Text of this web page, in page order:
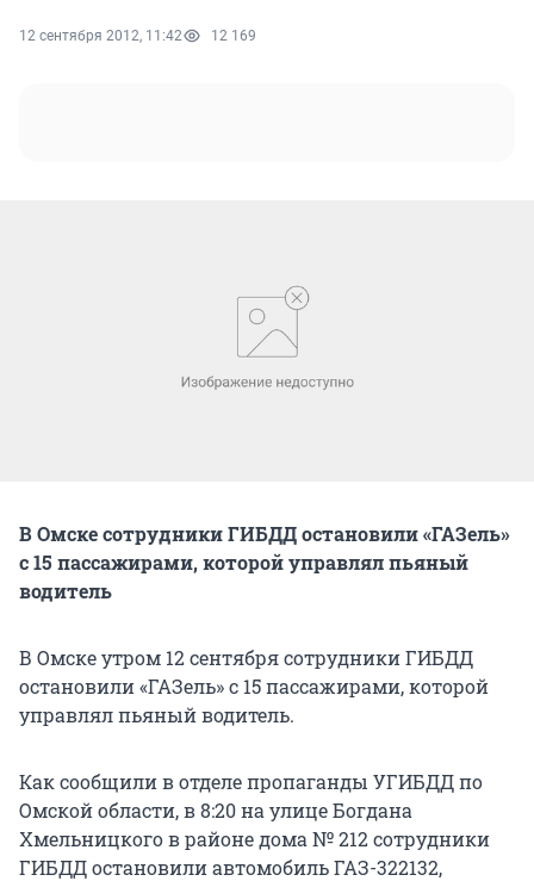
12 сентября 2012, 11:42 12 169
В Омске сотрудники ГИБДД остановили «ГАЗель»
с 15 пассажирами, которой управлял пьяный
водитель
В Омске утром 12 сентября сотрудники ГИБДД
остановили «ГАЗель» с 15 пассажирами, которой
управлял пьяный водитель.
Как сообщили в отделе пропаганды УГИБДД по
Омской области, в 8:20 на улице Богдана
Хмельницкого в районе дома № 212 сотрудники
ГИБДД остановили автомобиль ГАЗ-322132,